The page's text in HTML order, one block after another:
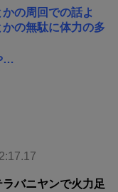
の周回での話よ
の無駄に体力の多
…
バニヤンで火力足